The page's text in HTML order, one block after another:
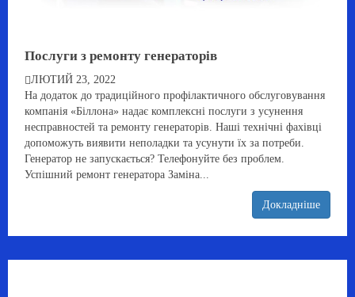
Послуги з ремонту генераторів
ЛЮТИЙ 23, 2022
На додаток до традиційного профілактичного обслуговування
компанія «Біллона» надає комплексні послуги з усунення
несправностей та ремонту генераторів. Наші технічні фахівці
допоможуть виявити неполадки та усунути їх за потреби.
Генератор не запускається? Телефонуйте без проблем.
Успішний ремонт генератора Заміна...
Докладніше